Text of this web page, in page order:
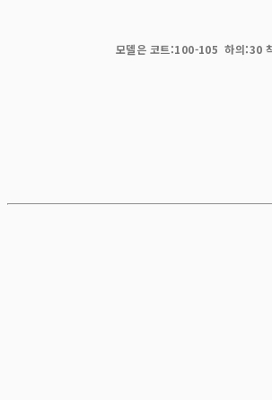
모델은 코트:100-105 하의:30